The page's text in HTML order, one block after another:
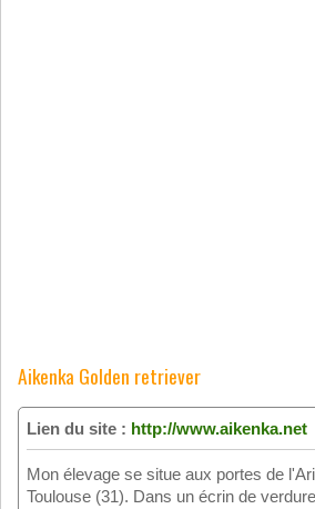
Aikenka Golden retriever
Lien du site : http://www.aikenka.net
Mon élevage se situe aux portes de
Toulouse (31). Dans un écrin de